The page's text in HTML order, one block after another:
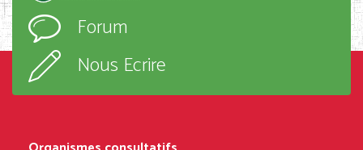
SUD-OUEST
BALI COMMUNITY HIGH SCHOOL BP :(1)
d’enseignement,
Forum
Nous Ecrire